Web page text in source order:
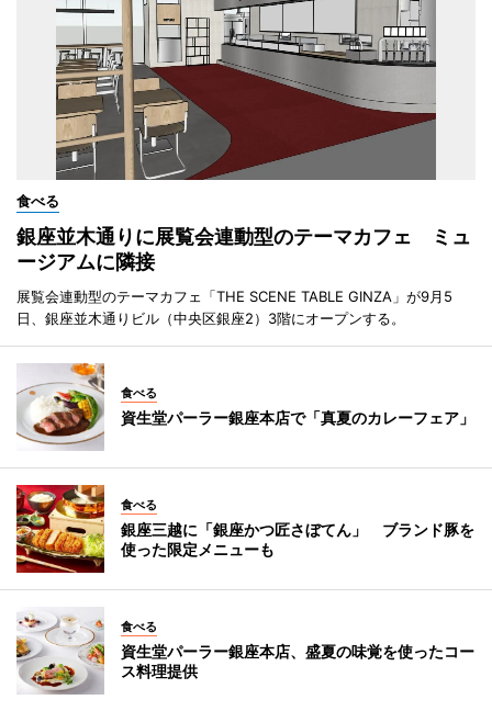
食べる
銀座並木通りに展覧会連動型のテーマカフェ ミュ
ージアムに隣接
展覧会連動型のテーマカフェ「THE SCENE TABLE GINZA」が9月5
日、銀座並木通りビル（中央区銀座2）3階にオープンする。
食べる
資生堂パーラー銀座本店で「真夏のカレーフェア」
食べる
銀座三越に「銀座かつ匠さぼてん」 ブランド豚を
使った限定メニューも
食べる
資生堂パーラー銀座本店、盛夏の味覚を使ったコー
ス料理提供